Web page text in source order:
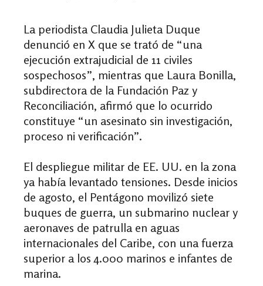
La periodista Claudia Julieta Duque
denunció en X que se trató de “una
ejecución extrajudicial de 11 civiles
sospechosos”, mientras que Laura Bonilla,
subdirectora de la Fundación Paz y
Reconciliación, afirmó que lo ocurrido
constituye “un asesinato sin investigación,
proceso ni verificación”.
El despliegue militar de EE. UU. en la zona
ya había levantado tensiones. Desde inicios
de agosto, el Pentágono movilizó siete
buques de guerra, un submarino nuclear y
aeronaves de patrulla en aguas
internacionales del Caribe, con una fuerza
superior a los 4.000 marinos e infantes de
marina.